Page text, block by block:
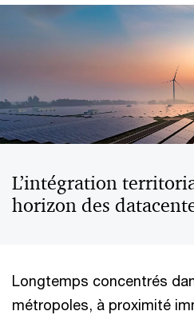
L’intégration
horizon des
Longtemps concentrés
métropoles, à proximité